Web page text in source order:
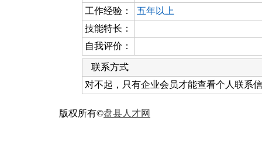
工作经验：
五年以上
技能特长：
自我评价：
联系方式
对不起，只有企业会员才能查看个人联系
版权所有©盘县人才网